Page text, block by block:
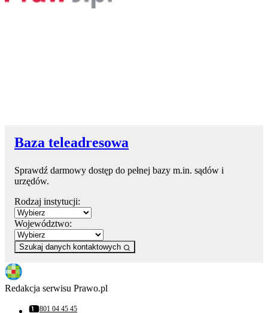
Baza teleadresowa
Sprawdź darmowy dostęp do pełnej bazy m.in. sądów i
urzędów.
Rodzaj instytucji:
Województwo:
Szukaj danych kontaktowych
Redakcja serwisu Prawo.pl
801 04 45 45